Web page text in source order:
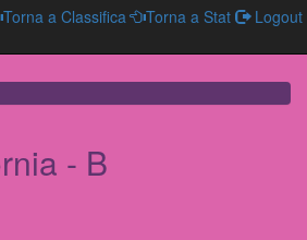
Torna a Classifica Torna a Stat Logout
- B